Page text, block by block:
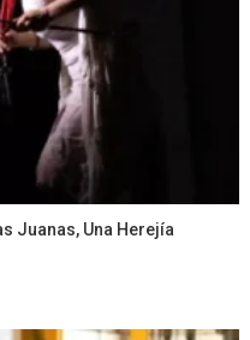
Juanas, Una Herejía